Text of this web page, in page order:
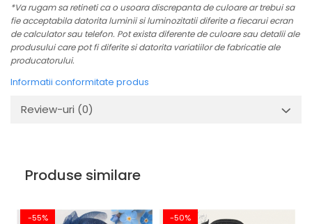
*Va rugam sa retineti ca o usoara discrepanta de culoare ar trebui sa
fie acceptabila datorita luminii si luminozitatii diferite a fiecarui ecran
de calculator sau telefon. Pot exista diferente de culoare sau detalii ale
produsului care pot fi diferite si datorita variatiilor de fabricatie ale
producatorului.
Informatii conformitate produs
Review-uri (0)
Produse similare
-55% -50%